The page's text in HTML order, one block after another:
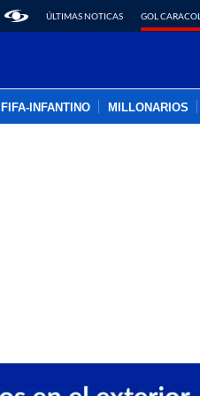
ÚLTIMAS NOTICAS GOL CARACOL
FIFA-INFANTINO MILLONARIOS